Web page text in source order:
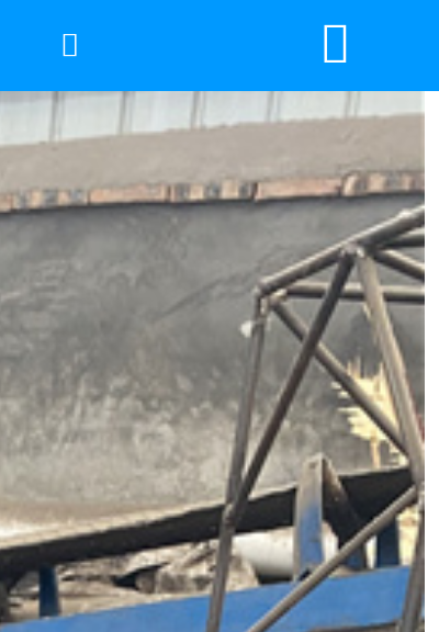
网站首页
服务优势
新闻资讯
工程案例
厂容厂景
荣誉资质
联系我们
 